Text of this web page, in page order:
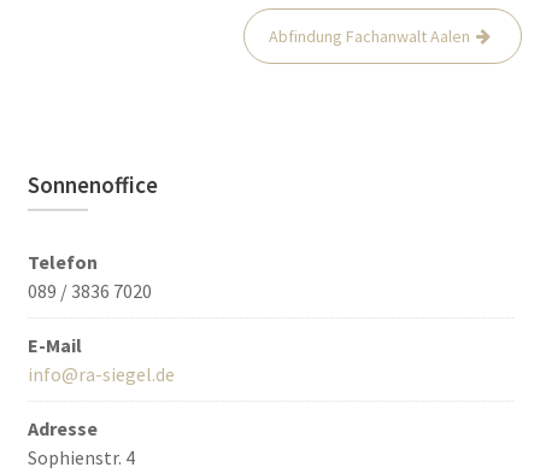
Abfindung Fachanwalt Aalen
Sonnenoffice
Telefon
089 / 3836 7020
E-Mail
info@ra-siegel.de
Adresse
Sophienstr. 4